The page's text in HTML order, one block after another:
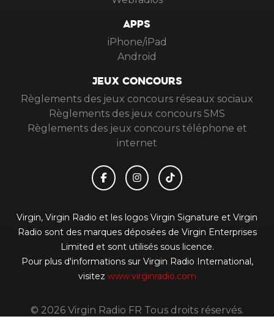
APPS
iPhone/iPad
Android
JEUX CONCOURS
Règlements des jeux concours réseaux sociaux
Règlements des jeux concours SMS
Règlements des jeux concours téléphone et
internet
Virgin, Virgin Radio et les logos Virgin Signature et Virgin
Radio sont des marques déposées de Virgin Enterprises
Limited et sont utilisés sous licence.
Pour plus d'informations sur Virgin Radio International,
visitez www.virginradio.com
© 2026 Virgin Radio FR Tous droits réservés.